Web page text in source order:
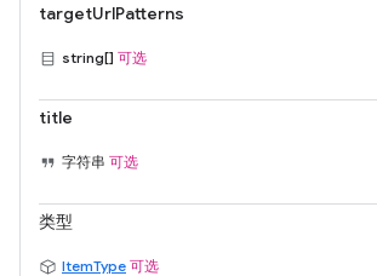
targetUrlPatterns
string[] 可选
title
字符串 可选
类型
ItemType 可选